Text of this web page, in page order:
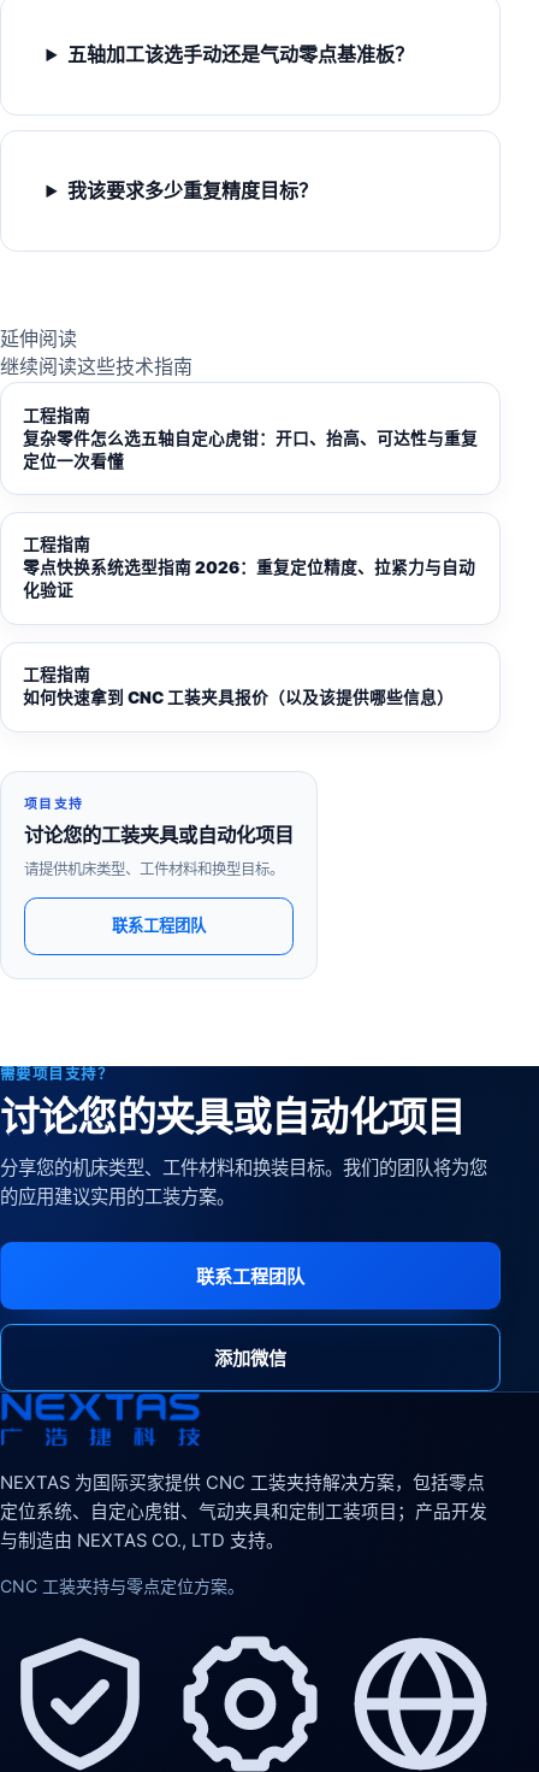
项目支持
讨论您的工装夹具或自动化项目
请提供机床类型、工件材料和换型目标。
联系工程团队
五轴加工该选手动还是气动零点基准板？
我该要求多少重复精度目标？
延伸阅读
继续阅读这些技术指南
工程指南
复杂零件怎么选五轴自定心虎钳：开口、抬高、可达性与重复
定位一次看懂
工程指南
零点快换系统选型指南 2026：重复定位精度、拉紧力与自动
化验证
工程指南
如何快速拿到 CNC 工装夹具报价（以及该提供哪些信息）
需要项目支持？
讨论您的夹具或自动化项目
分享您的机床类型、工件材料和换装目标。我们的团队将为您
的应用建议实用的工装方案。
联系工程团队
添加微信
NEXTAS 为国际买家提供 CNC 工装夹持解决方案，包括零点
定位系统、自定心虎钳、气动夹具和定制工装项目；产品开发
与制造由 NEXTAS CO., LTD 支持。
CNC 工装夹持与零点定位方案。